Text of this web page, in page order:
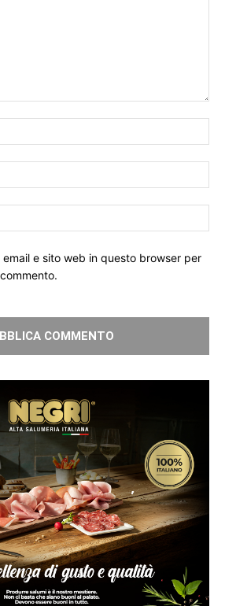
email e sito web in questo browser per